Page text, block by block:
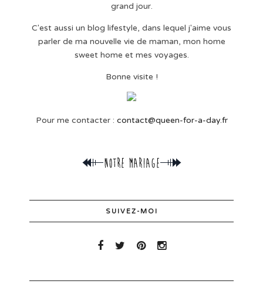
grand jour.
C'est aussi un blog lifestyle, dans lequel j'aime vous
parler de ma nouvelle vie de maman, mon home
sweet home et mes voyages.
Bonne visite !
Pour me contacter : contact@queen-for-a-day.fr
SUIVEZ-MOI